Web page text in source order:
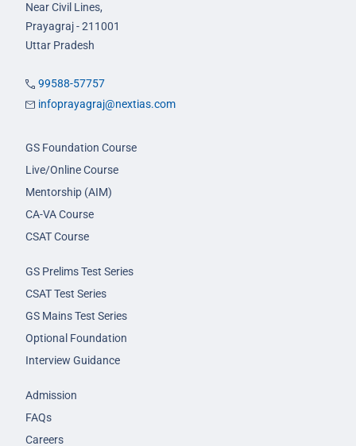
Near Civil Lines,
Prayagraj - 211001
Uttar Pradesh
99588-57757
infoprayagraj@nextias.com
GS Foundation Course
Live/Online Course
Mentorship (AIM)
CA-VA Course
CSAT Course
GS Prelims Test Series
CSAT Test Series
GS Mains Test Series
Optional Foundation
Interview Guidance
Admission
FAQs
Careers